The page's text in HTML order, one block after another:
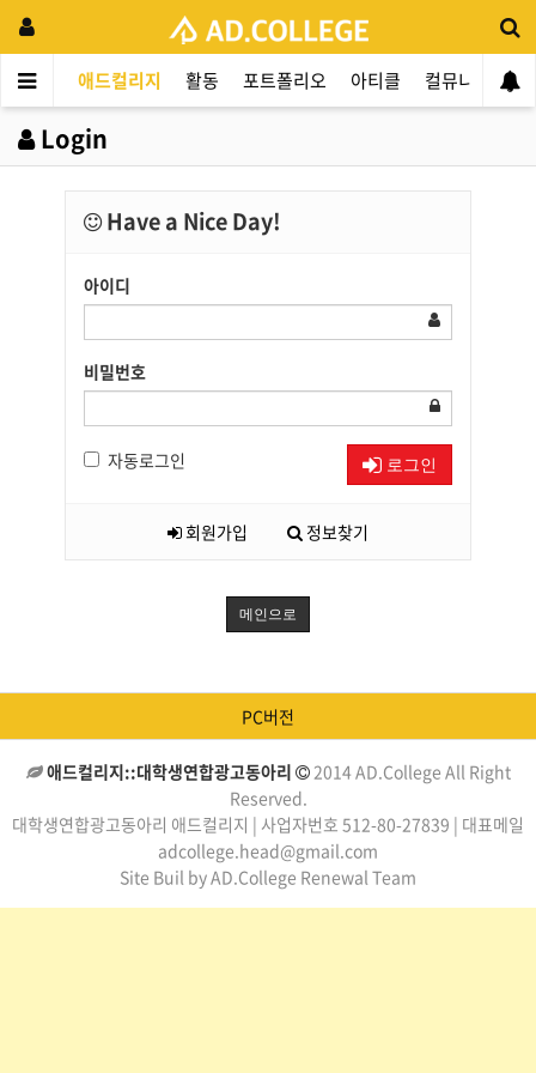
애드컬리지 활동 포트폴리오 아티클 컬뮤니티
Login
Have a Nice Day!
아이디
비밀번호
자동로그인 로그인
회원가입 정보찾기
메인으로
PC버전
애드컬리지::대학생연합광고동아리
2014 AD.College All Right
Reserved.
대학생연합광고동아리 애드컬리지 | 사업자번호 512-80-27839 | 대표메일
adcollege.head@gmail.com
Site Buil by AD.College Renewal Team